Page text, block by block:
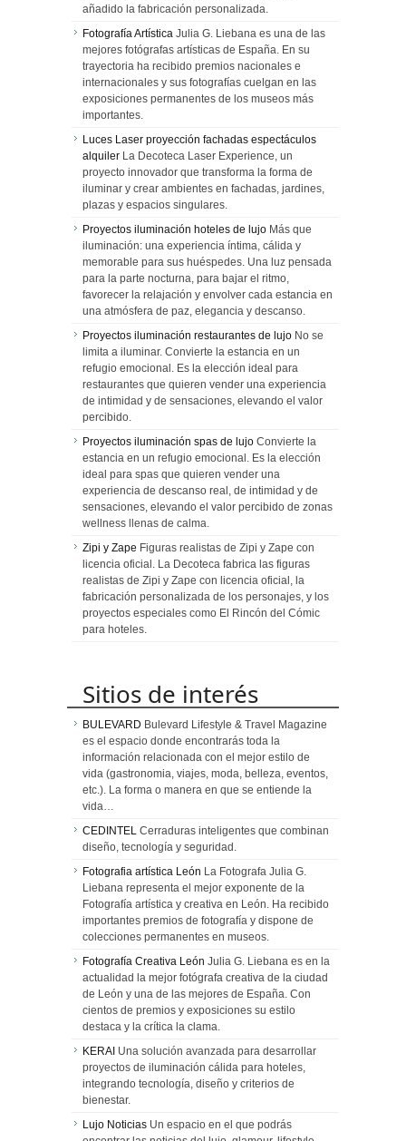
añadido la fabricación personalizada.
Fotografía Artística Julia G. Liebana es una de las
mejores fotógrafas artísticas de España. En su
trayectoria ha recibido premios nacionales e
internacionales y sus fotografías cuelgan en las
exposiciones permanentes de los museos más
importantes.
Luces Laser proyección fachadas espectáculos
alquiler La Decoteca Laser Experience, un
proyecto innovador que transforma la forma de
iluminar y crear ambientes en fachadas, jardines,
plazas y espacios singulares.
Proyectos iluminación hoteles de lujo Más que
iluminación: una experiencia íntima, cálida y
memorable para sus huéspedes. Una luz pensada
para la parte nocturna, para bajar el ritmo,
favorecer la relajación y envolver cada estancia en
una atmósfera de paz, elegancia y descanso.
Proyectos iluminación restaurantes de lujo No se
limita a iluminar. Convierte la estancia en un
refugio emocional. Es la elección ideal para
restaurantes que quieren vender una experiencia
de intimidad y de sensaciones, elevando el valor
percibido.
Proyectos iluminación spas de lujo Convierte la
estancia en un refugio emocional. Es la elección
ideal para spas que quieren vender una
experiencia de descanso real, de intimidad y de
sensaciones, elevando el valor percibido de zonas
wellness llenas de calma.
Zipi y Zape Figuras realistas de Zipi y Zape con
licencia oficial. La Decoteca fabrica las figuras
realistas de Zipi y Zape con licencia oficial, la
fabricación personalizada de los personajes, y los
proyectos especiales como El Rincón del Cómic
para hoteles.
Sitios de interés
BULEVARD Bulevard Lifestyle & Travel Magazine
es el espacio donde encontrarás toda la
información relacionada con el mejor estilo de
vida (gastronomia, viajes, moda, belleza, eventos,
etc.). La forma o manera en que se entiende la
vida…
CEDINTEL Cerraduras inteligentes que combinan
diseño, tecnología y seguridad.
Fotografia artística León La Fotografa Julia G.
Liebana representa el mejor exponente de la
Fotografía artística y creativa en León. Ha recibido
importantes premios de fotografía y dispone de
colecciones permanentes en museos.
Fotografía Creativa León Julia G. Liebana es en la
actualidad la mejor fotógrafa creativa de la ciudad
de León y una de las mejores de España. Con
cientos de premios y exposiciones su estilo
destaca y la crítica la clama.
KERAI Una solución avanzada para desarrollar
proyectos de iluminación cálida para hoteles,
integrando tecnología, diseño y criterios de
bienestar.
Lujo Noticias Un espacio en el que podrás